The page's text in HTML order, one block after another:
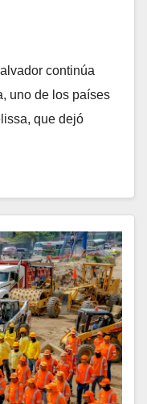
continúa
uno de los países
que dejó